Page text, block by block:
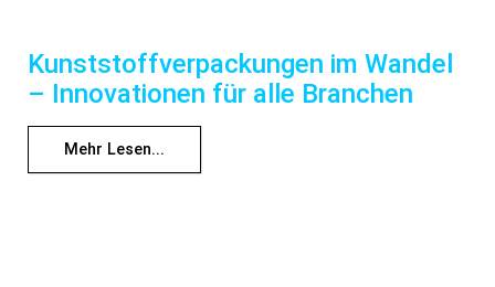
Kunststoffverpackungen im Wandel
– Innovationen für alle Branchen
Mehr Lesen...